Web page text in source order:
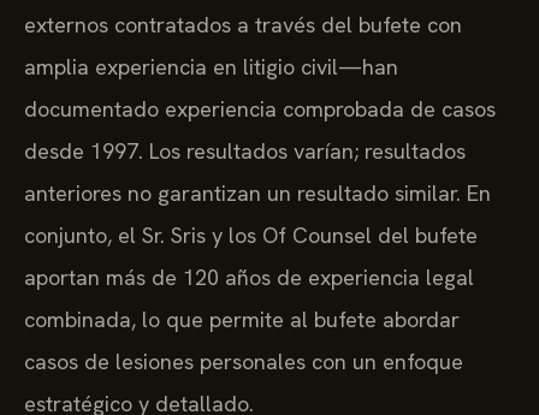
externos contratados a través del bufete con
amplia experiencia en litigio civil—han
documentado experiencia comprobada de casos
desde 1997. Los resultados varían; resultados
anteriores no garantizan un resultado similar. En
conjunto, el Sr. Sris y los Of Counsel del bufete
aportan más de 120 años de experiencia legal
combinada, lo que permite al bufete abordar
casos de lesiones personales con un enfoque
estratégico y detallado.